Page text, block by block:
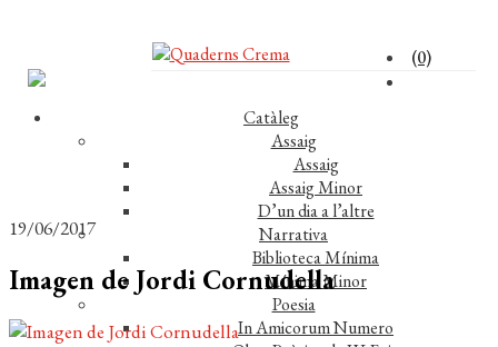
(0)
Catàleg
Assaig
Assaig
Assaig Minor
D’un dia a l’altre
Narrativa
Biblioteca Mínima
Mínima Minor
Poesia
In Amicorum Numero
19/06/2017
Imagen de Jordi Cornudella